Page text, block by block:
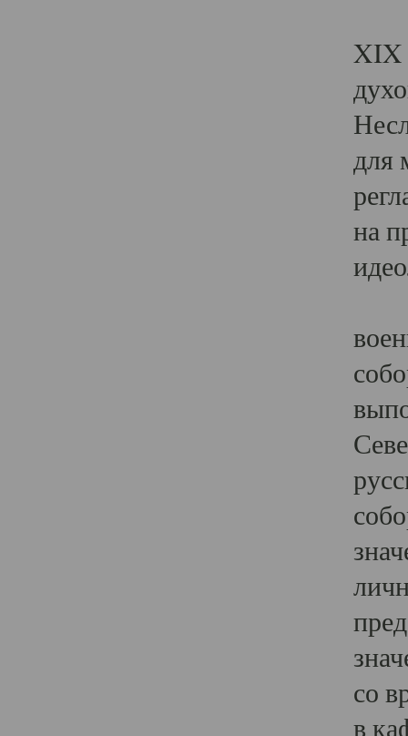
XIX
для
на
со
в